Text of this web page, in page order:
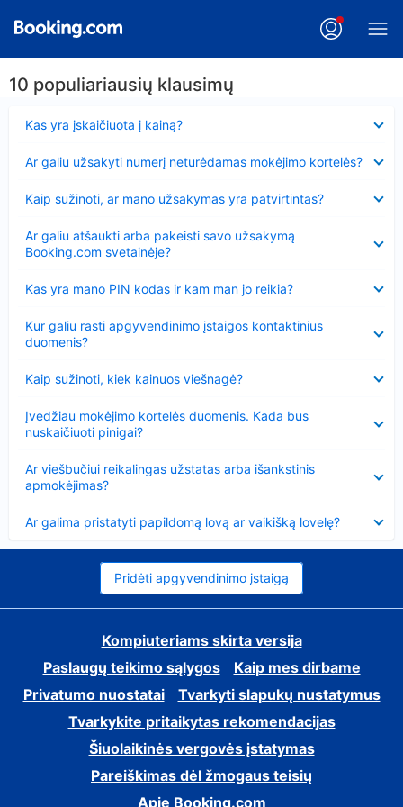
10 populiariausių klausimų
Kas yra įskaičiuota į kainą?
Ar galiu užsakyti numerį neturėdamas mokėjimo kortelės?
Kaip sužinoti, ar mano užsakymas yra patvirtintas?
Ar galiu atšaukti arba pakeisti savo užsakymą
Booking.com svetainėje?
Kas yra mano PIN kodas ir kam man jo reikia?
Kur galiu rasti apgyvendinimo įstaigos kontaktinius
duomenis?
Kaip sužinoti, kiek kainuos viešnagė?
Įvedžiau mokėjimo kortelės duomenis. Kada bus
nuskaičiuoti pinigai?
Ar viešbučiui reikalingas užstatas arba išankstinis
apmokėjimas?
Ar galima pristatyti papildomą lovą ar vaikišką lovelę?
Pridėti apgyvendinimo įstaigą
Kompiuteriams skirta versija
Paslaugų teikimo sąlygos
Kaip mes dirbame
Privatumo nuostatai
Tvarkyti slapukų nustatymus
Tvarkykite pritaikytas rekomendacijas
Šiuolaikinės vergovės įstatymas
Pareiškimas dėl žmogaus teisių
Apie Booking.com